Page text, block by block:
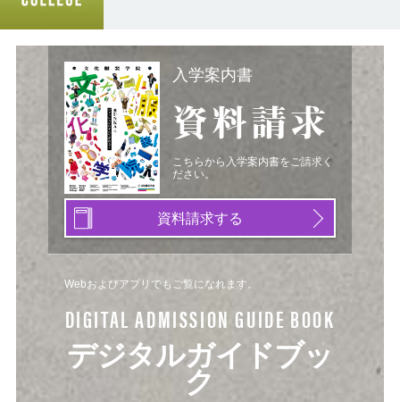
入学案内書
資料請求
こちらから入学案内書をご請求く
ださい。
資料請求する
Webおよびアプリでもご覧になれます。
DIGITAL ADMISSION GUIDE BOOK
デジタルガイドブッ
ク